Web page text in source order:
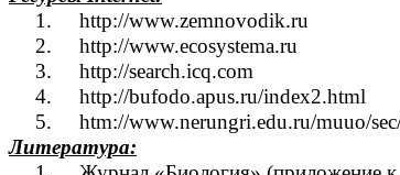
1. http://www.zemnovodik.ru
2. http://www.ecosystema.ru
3. http://search.icq.com
4. http://bufodo.apus.ru/index2.html
5. htm://www.nerungri.edu.ru/muuo/
Литература: